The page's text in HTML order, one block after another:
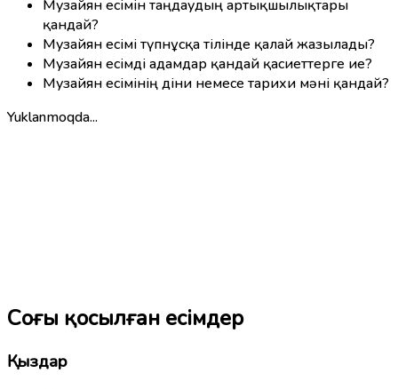
Музайян есімін таңдаудың артықшылықтары
қандай?
Музайян есімі түпнұсқа тілінде қалай жазылады?
Музайян есімді адамдар қандай қасиеттерге ие?
Музайян есімінің діни немесе тарихи мәні қандай?
Yuklanmoqda...
Соңғы қосылған есімдер
Қыздар